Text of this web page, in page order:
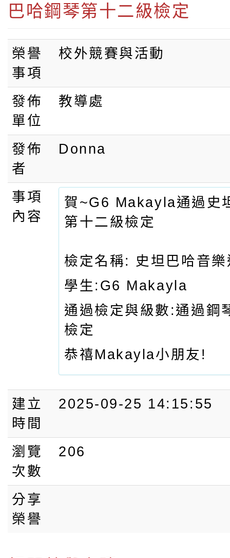
巴哈鋼琴第十二級檢定
榮譽
事項
校外競賽與活動
發佈
單位
教導處
發佈
者
Donna
事項
內容
賀~G6 Makayla通過史
第十二級檢定
檢定名稱: 史坦巴哈音
學生:G6 Makayla
通過檢定與級數:通過鋼
檢定
恭禧Makayla小朋友!
建立
時間
2025-09-25 14:15:55
瀏覽
次數
206
分享
榮譽